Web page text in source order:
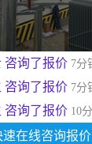
咨询了报价
咨询了报价5分
咨询了报价 7分
咨询了报价 7分
咨询了报价 10
咨询了报价1秒前
速在线咨询报价